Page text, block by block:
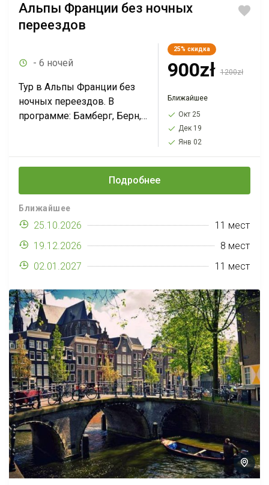
Альпы Франции без ночных
переездов
- 6 ночей
Тур в Альпы Франции без
ночных переездов. В
программе: Бамберг, Берн,
Ривьера, Анси, долина
Кольмар*. Действует
минимальная цена...
25% скидка
900zł 1200zł
Ближайшее
Окт 25
Дек 19
Янв 02
Подробнее
Ближайшее
25.10.2026
11 мест
19.12.2026
8 мест
02.01.2027
11 мест